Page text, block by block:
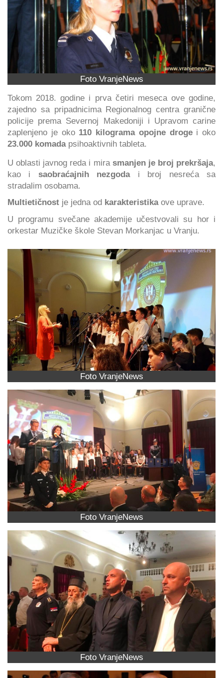
Foto VranjeNews
Tokom 2018. godine i prva četiri meseca ove godine,
zajedno sa pripadnicima Regionalnog centra granične
policije prema Severnoj Makedoniji i Upravom carine
zaplenjeno je oko 110 kilograma opojne drogei oko
23.000 komada psihoaktivnih tableta.
U oblasti javnog reda i mira smanjen je broj prekršaja
kao i saobraćajnih nezgoda i broj nesreća sa
stradalim osobama.
Multietičnost je jedna od karakteristika ove uprave.
U programu svečane akademije učestvovali su hor i
orkestar Muzičke škole Stevan Morkanjac u Vranju.
Foto VranjeNews
Foto VranjeNews
Foto VranjeNews